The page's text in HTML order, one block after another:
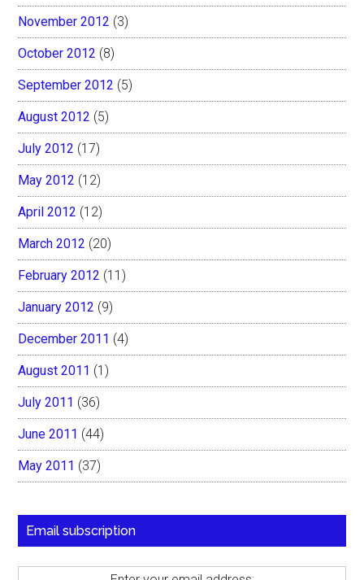
November 2012 (3)
October 2012 (8)
September 2012 (5)
August 2012 (5)
July 2012 (17)
May 2012 (12)
April 2012 (12)
March 2012 (20)
February 2012 (11)
January 2012 (9)
December 2011 (4)
August 2011 (1)
July 2011 (36)
June 2011 (44)
May 2011 (37)
Email subscription